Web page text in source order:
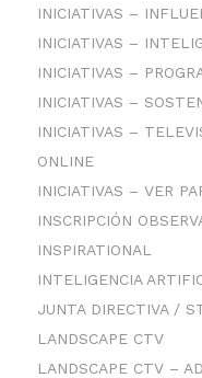
INICIATIVAS –
INICIATIVAS –
INICIATIVAS –
INICIATIVAS –
INICIATIVAS –
ONLINE
INICIATIVAS – VER
INSCRIPCIÓN
INSPIRATIONAL
INTELIGENCIA
JUNTA DIRECTIVA /
LANDSCAPE CTV
LANDSCAPE CTV –